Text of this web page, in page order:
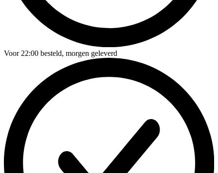
Voor22:00 besteld, morgen geleverd